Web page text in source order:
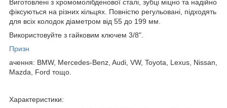
Виготовлені з хромомолібденової сталі, зубці міцно та надійно
фіксуються на різних кільцях. Повністю регульовані, підходять
для всіх колодок діаметром від 55 до 199 мм.
Використовуйте з гайковим ключем 3/8".
Призн
ачення: BMW, Mercedes-Benz, Audi, VW, Toyota, Lexus, Nissan,
Mazda, Ford тощо.
Xapaктepиcтики: